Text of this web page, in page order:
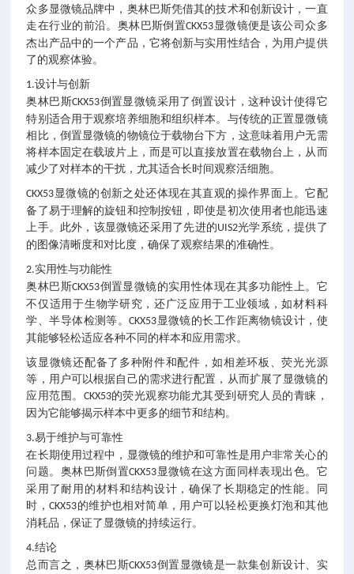
众多显微镜品牌中，奥林巴斯凭借其的技术和创新设计，一直
走在行业的前沿。奥林巴斯倒置CKX53显微镜便是该公司众多
杰出产品中的一个产品，它将创新与实用性结合，为用户提供
了的观察体验。
1.设计与创新
奥林巴斯CKX53倒置显微镜采用了倒置设计，这种设计使得它
特别适合用于观察培养细胞和组织样本。与传统的正置显微镜
相比，倒置显微镜的物镜位于载物台下方，这意味着用户无需
将样本固定在载玻片上，而是可以直接放置在载物台上，从而
减少了对样本的干扰，尤其适合长时间观察活细胞。
CKX53显微镜的创新之处还体现在其直观的操作界面上。它配
备了易于理解的旋钮和控制按钮，即使是初次使用者也能迅速
上手。此外，该显微镜还采用了先进的UIS2光学系统，提供了
的图像清晰度和对比度，确保了观察结果的准确性。
2.实用性与功能性
奥林巴斯CKX53倒置显微镜的实用性体现在其多功能性上。它
不仅适用于生物学研究，还广泛应用于工业领域，如材料科
学、半导体检测等。CKX53显微镜的长工作距离物镜设计，使
其能够轻松适应各种不同的样本和应用需求。
该显微镜还配备了多种附件和配件，如相差环板、荧光光源
等，用户可以根据自己的需求进行配置，从而扩展了显微镜的
应用范围。 CKX53的荧光观察功能尤其受到研究人员的青睐，
因为它能够揭示样本中更多的细节和结构。
3.易于维护与可靠性
在长期使用过程中，显微镜的维护和可靠性是用户非常关心的
问题。奥林巴斯倒置CKX53显微镜在这方面同样表现出色。它
采用了耐用的材料和结构设计，确保了长期稳定的性能。同
时，CKX53的维护也相对简单，用户可以轻松更换灯泡和其他
消耗品，保证了显微镜的持续运行。
4.结论
总而言之， 奥林巴斯CKX53倒置显微镜是一款集创新设计、实